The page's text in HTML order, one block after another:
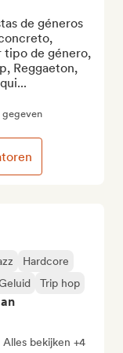
Hardcore
Trip hop
Alles bekijken +4
de géneros
tipo de género,
Reggaeton,